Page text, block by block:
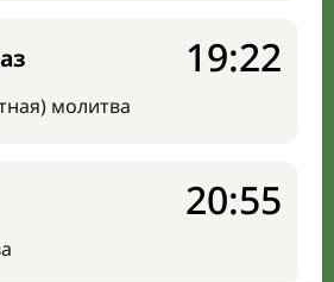
молитва
19:22
20:55